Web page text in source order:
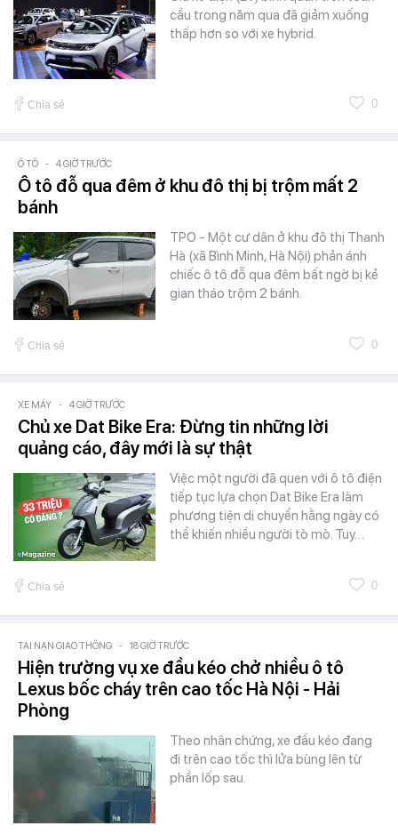
cầu trong năm qua đã giảm xuống
thấp hơn so với xe hybrid.
Chia sẻ 0
Ô TÔ - 4 GIỜ TRƯỚC
Ô tô đỗ qua đêm ở khu đô thị bị trộm mất 2
bánh
TPO - Một cư dân ở khu đô thị Thanh
Hà (xã Bình Minh, Hà Nội) phản ánh
chiếc ô tô đỗ qua đêm bất ngờ bị kẻ
gian tháo trộm 2 bánh.
Chia sẻ 0
XE MÁY - 4 GIỜ TRƯỚC
Chủ xe Dat Bike Era: Đừng tin những lời
quảng cáo, đây mới là sự thật
Việc một người đã quen với ô tô điện
tiếp tục lựa chọn Dat Bike Era làm
phương tiện di chuyển hằng ngày có
thể khiến nhiều người tò mò. Tuy…
Chia sẻ 0
TAI NẠN GIAO THÔNG - 18 GIỜ TRƯỚC
Hiện trường vụ xe đầu kéo chở nhiều ô tô
Lexus bốc cháy trên cao tốc Hà Nội - Hải
Phòng
Theo nhân chứng, xe đầu kéo đang
đi trên cao tốc thì lửa bùng lên từ
phần lốp sau.